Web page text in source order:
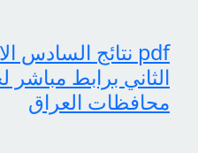
الثاني برابط
محافظات العراق